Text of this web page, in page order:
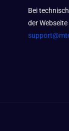
Bei
der